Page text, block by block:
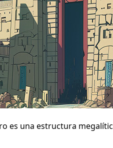
es una estructura